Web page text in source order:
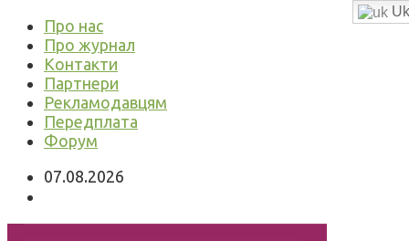
Про нас
Про журнал
Контакти
Партнери
Рекламодавцям
Передплата
Форум
07.08.2026